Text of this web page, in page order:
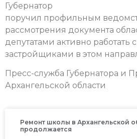
Губернатор
поручил профильным
рассмотрения документа
депутатами активно
застройщиками в этом
Пресс-служба Губернатора и
Архангельской области
Ремонт школы в Архангельской
продолжается